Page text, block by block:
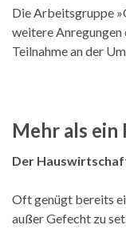
Die Arbeitsgruppe
weitere
Teilnahme an der
Mehr als
Der
Oft genügt bereits
außer Gefecht zu